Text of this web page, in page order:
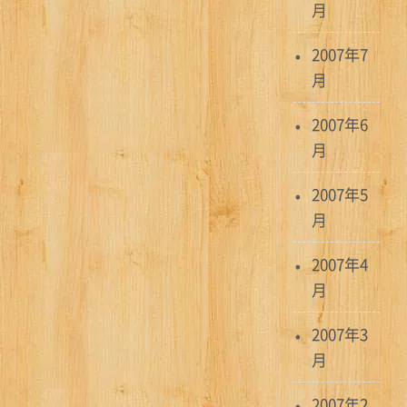
月
2007年7
月
2007年6
月
2007年5
月
2007年4
月
2007年3
月